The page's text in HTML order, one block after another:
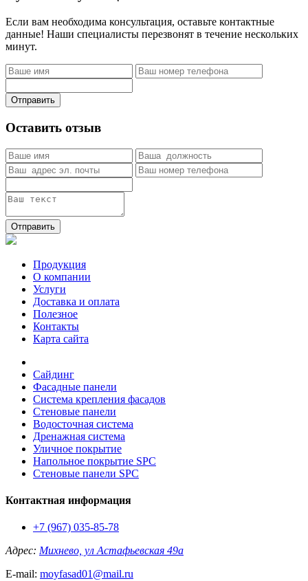
Если вам необходима консультация, оставьте контактные
данные! Наши специалисты перезвонят в течение нескольких
минут.
Отправить
Оставить отзыв
Отправить
Продукция
О компании
Услуги
Доставка и оплата
Полезное
Контакты
Карта сайта
Сайдинг
Фасадные панели
Система крепления фасадов
Стеновые панели
Водосточная система
Дренажная система
Уличное покрытие
Напольное покрытие SPC
Стеновые панели SPC
Контактная информация
+7 (967) 035-85-78
Адрес: Михнево, ул Астафьевская 49а
E-mail: moyfasad01@mail.ru